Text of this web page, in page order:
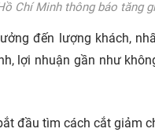
Chí Minh thông báo tăng
đến lượng khách,
lợi nhuận gần như
đầu tìm cách cắt giảm